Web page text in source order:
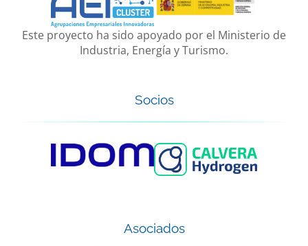
Este proyecto ha sido apoyado por el Ministerio de
Industria, Energía y Turismo.
Socios
Asociados